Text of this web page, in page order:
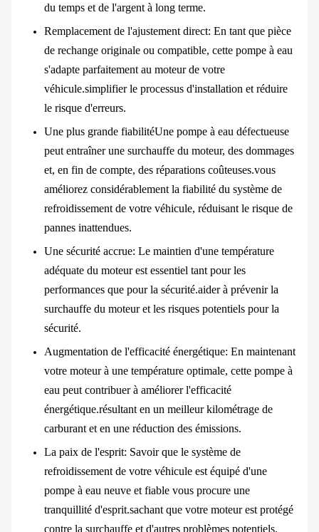
du temps et de l'argent à long terme.
Remplacement de l'ajustement direct: En tant que pièce
de rechange originale ou compatible, cette pompe à eau
s'adapte parfaitement au moteur de votre
véhicule.simplifier le processus d'installation et réduire
le risque d'erreurs.
Une plus grande fiabilitéUne pompe à eau défectueuse
peut entraîner une surchauffe du moteur, des dommages
et, en fin de compte, des réparations coûteuses.vous
améliorez considérablement la fiabilité du système de
refroidissement de votre véhicule, réduisant le risque de
pannes inattendues.
Une sécurité accrue: Le maintien d'une température
adéquate du moteur est essentiel tant pour les
performances que pour la sécurité.aider à prévenir la
surchauffe du moteur et les risques potentiels pour la
sécurité.
Augmentation de l'efficacité énergétique: En maintenant
votre moteur à une température optimale, cette pompe à
eau peut contribuer à améliorer l'efficacité
énergétique.résultant en un meilleur kilométrage de
carburant et en une réduction des émissions.
La paix de l'esprit: Savoir que le système de
refroidissement de votre véhicule est équipé d'une
pompe à eau neuve et fiable vous procure une
tranquillité d'esprit.sachant que votre moteur est protégé
contre la surchauffe et d'autres problèmes potentiels.